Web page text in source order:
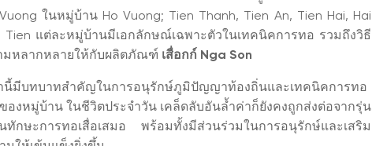
ในหมู่บ้าน Ho Vuong; Tien Thanh, Tien An, Tien Hai, Hai
Tien แต่ละหมู่บ้านมีเอกลักษณ์เฉพาะตัวในเทคนิคการทอ รวมถึงวิธี
มหลากหลายให้กับผลิตภัณฑ์ เสื่อกก์ Nga Son
นี้มีบทบาทสำคัญในการอนุรักษ์ภูมิปัญญาท้องถิ่นและเทคนิคการทอ
องหมู่บ้าน ในชีวิตประจำวัน เคล็ดลับอันล้ำค่าก็ยังคงถูกส่งต่อจากรุ่น
กษะการทอเสื่อเสมอ พร้อมทั้งมีส่วนร่วมในการอนุรักษ์และเสริม